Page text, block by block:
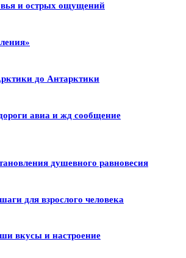
и острых ощущений
до Антарктики
авиа и жд сообщение
душевного равновесия
для взрослого человека
вкусы и настроение